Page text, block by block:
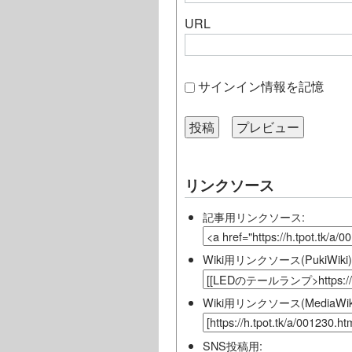
URL
サインイン情報を記憶
リンクソース
記事用リンクソース:
Wiki用リンクソース
Wiki用リンクソース
SNS投稿用: